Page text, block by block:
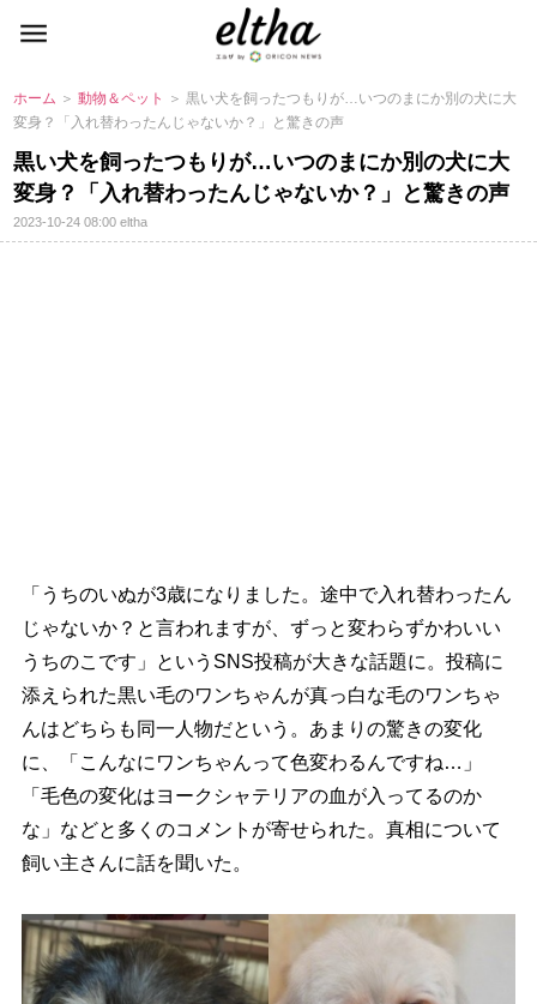
ホーム ＞動物＆ペット
＞ 黒い犬を飼ったつもりが…いつのまにか別の犬に大
変身？「入れ替わったんじゃないか？」と驚きの声
黒い犬を飼ったつもりが…いつのまにか別の犬に大
変身？「入れ替わったんじゃないか？」と驚きの声
2023-10-24 08:00eltha
「うちのいぬが3歳になりました。途中で入れ替わったん
じゃないか？と言われますが、ずっと変わらずかわいい
うちのこです」というSNS投稿が大きな話題に。投稿に
添えられた黒い毛のワンちゃんが真っ白な毛のワンちゃ
んはどちらも同一人物だという。あまりの驚きの変化
に、「こんなにワンちゃんって色変わるんですね…」
「毛色の変化はヨークシャテリアの血が入ってるのか
な」などと多くのコメントが寄せられた。真相について
飼い主さんに話を聞いた。